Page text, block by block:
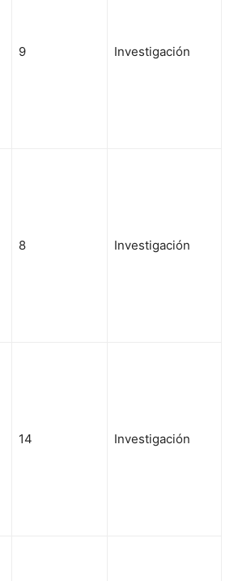
9 Investigación
8 Investigación
14 Investigación